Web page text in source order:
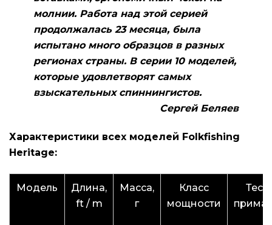
молнии. Работа над этой серией
продолжалась 23 месяца, была
испытано много образцов в разных
регионах страны. В серии 10 моделей,
которые удовлетворят самых
взыскательных спиннингистов.
Сергей Беляев
Характеристики всех моделей Folkfishing
Heritage:
Модель
Длина,
ft / m
Масса,
г
Класс
мощности
Тест